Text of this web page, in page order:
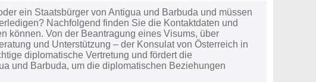
ein Staatsbürger von Antigua und Barbuda und müssen
Nachfolgend finden Sie die Kontaktdaten und
können. Von der Beantragung eines Visums, über
und Unterstützung – der Konsulat von Österreich in
diplomatische Vertretung und fördert die
und Barbuda, um die diplomatischen Beziehungen